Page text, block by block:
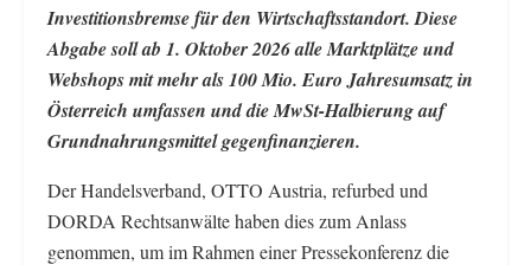
Investitionsbremse für den Wirtschaftsstandort. Diese
Abgabe soll ab 1. Oktober 2026 alle Marktplätze und
Webshops mit mehr als 100 Mio. Euro Jahresumsatz in
Österreich umfassen und die MwSt-Halbierung auf
Grundnahrungsmittel gegenfinanzieren.
Der Handelsverband, OTTO Austria, refurbed und
DORDA Rechtsanwälte haben dies zum Anlass
genommen, um im Rahmen einer Pressekonferenz die